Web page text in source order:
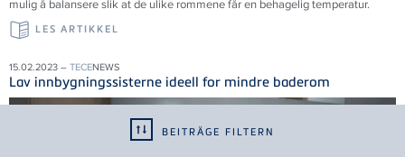
BEITRÄGE FILTERN
mulig å balansere slik at de ulike rommene får en behagelig temperatur.
LES ARTIKKEL
15.02.2023 – TECENEWS
Lav innbygningssisterne ideell for mindre baderom